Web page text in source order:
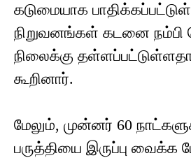
கடுமையாக
நிறுவனங்கள் கடனை நம்பி
நிலைக்கு
கூறினார்.
மேலும், முன்னர் 60
பருத்தியை இருப்பு வைக்க